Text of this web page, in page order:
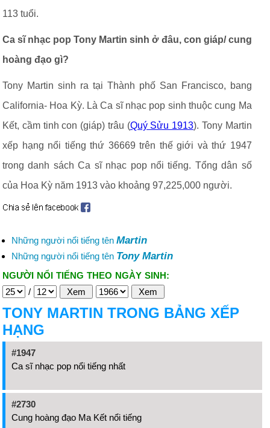
113 tuổi.
Ca sĩ nhạc pop Tony Martin sinh ở đâu, con giáp/ cung
hoàng đạo gì?
Tony Martin sinh ra tại Thành phố San Francisco, bang
California- Hoa Kỳ. Là Ca sĩ nhạc pop sinh thuộc cung Ma
Kết, cầm tinh con (giáp) trâu (Quý Sửu 1913). Tony Martin
xếp hạng nổi tiếng thứ 36669 trên thế giới và thứ 1947
trong danh sách Ca sĩ nhạc pop nổi tiếng. Tổng dân số
của Hoa Kỳ năm 1913 vào khoảng 97,225,000 người.
Những người nổi tiếng tên Martin
Những người nổi tiếng tên Tony Martin
NGƯỜI NỔI TIẾNG THEO NGÀY SINH:
/
TONY MARTIN TRONG BẢNG XẾP
HẠNG
#1947
Ca sĩ nhạc pop nổi tiếng nhất
#2730
Cung hoàng đạo Ma Kết nổi tiếng